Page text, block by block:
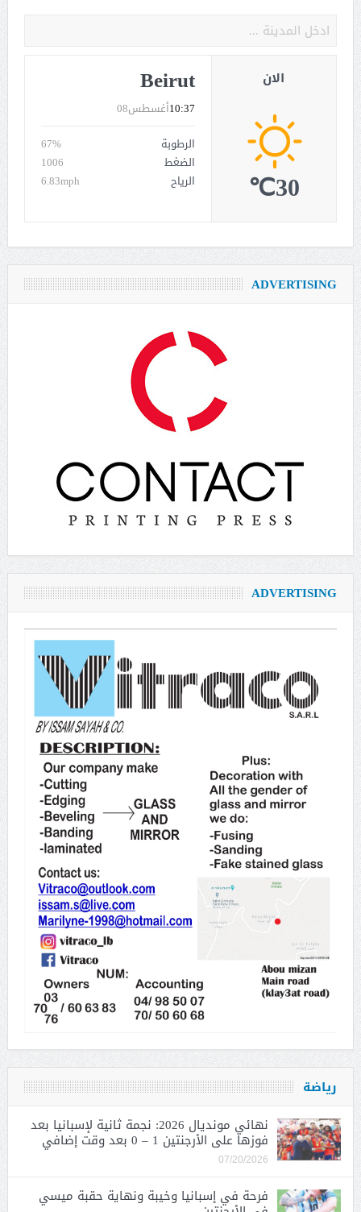
Beirut
أغسطس0810:37
الرطوبة
67%
الضغط
1006
الرياح
6.83mph
الان
30℃
ADVERTISING
ADVERTISING
رياضة
نهائي مونديال 2026: نجمة ثانية لإسبانيا بعد
فوزها على الأرجنتين 1 – 0 بعد وقت إضافي
07/20/2026
فرحة في إسبانيا وخيبة ونهاية حقبة ميسي